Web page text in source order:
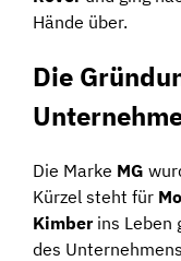
Hände über.
Die
Die Marke MG
Kürzel steht für
Kimberins Leben
des